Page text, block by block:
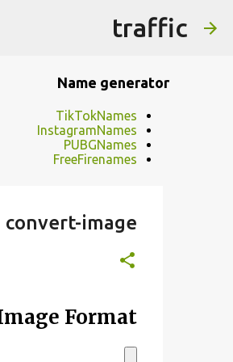
traffic
Name generator
TikTokNames
InstagramNames
PUBGNames
FreeFirenames
convert-image
Format